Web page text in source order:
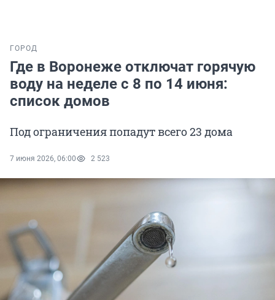
ГОРОД
Где в Воронеже отключат горячую
воду на неделе с 8 по 14 июня:
список домов
Под ограничения попадут всего 23 дома
7 июня 2026, 06:00 2 523